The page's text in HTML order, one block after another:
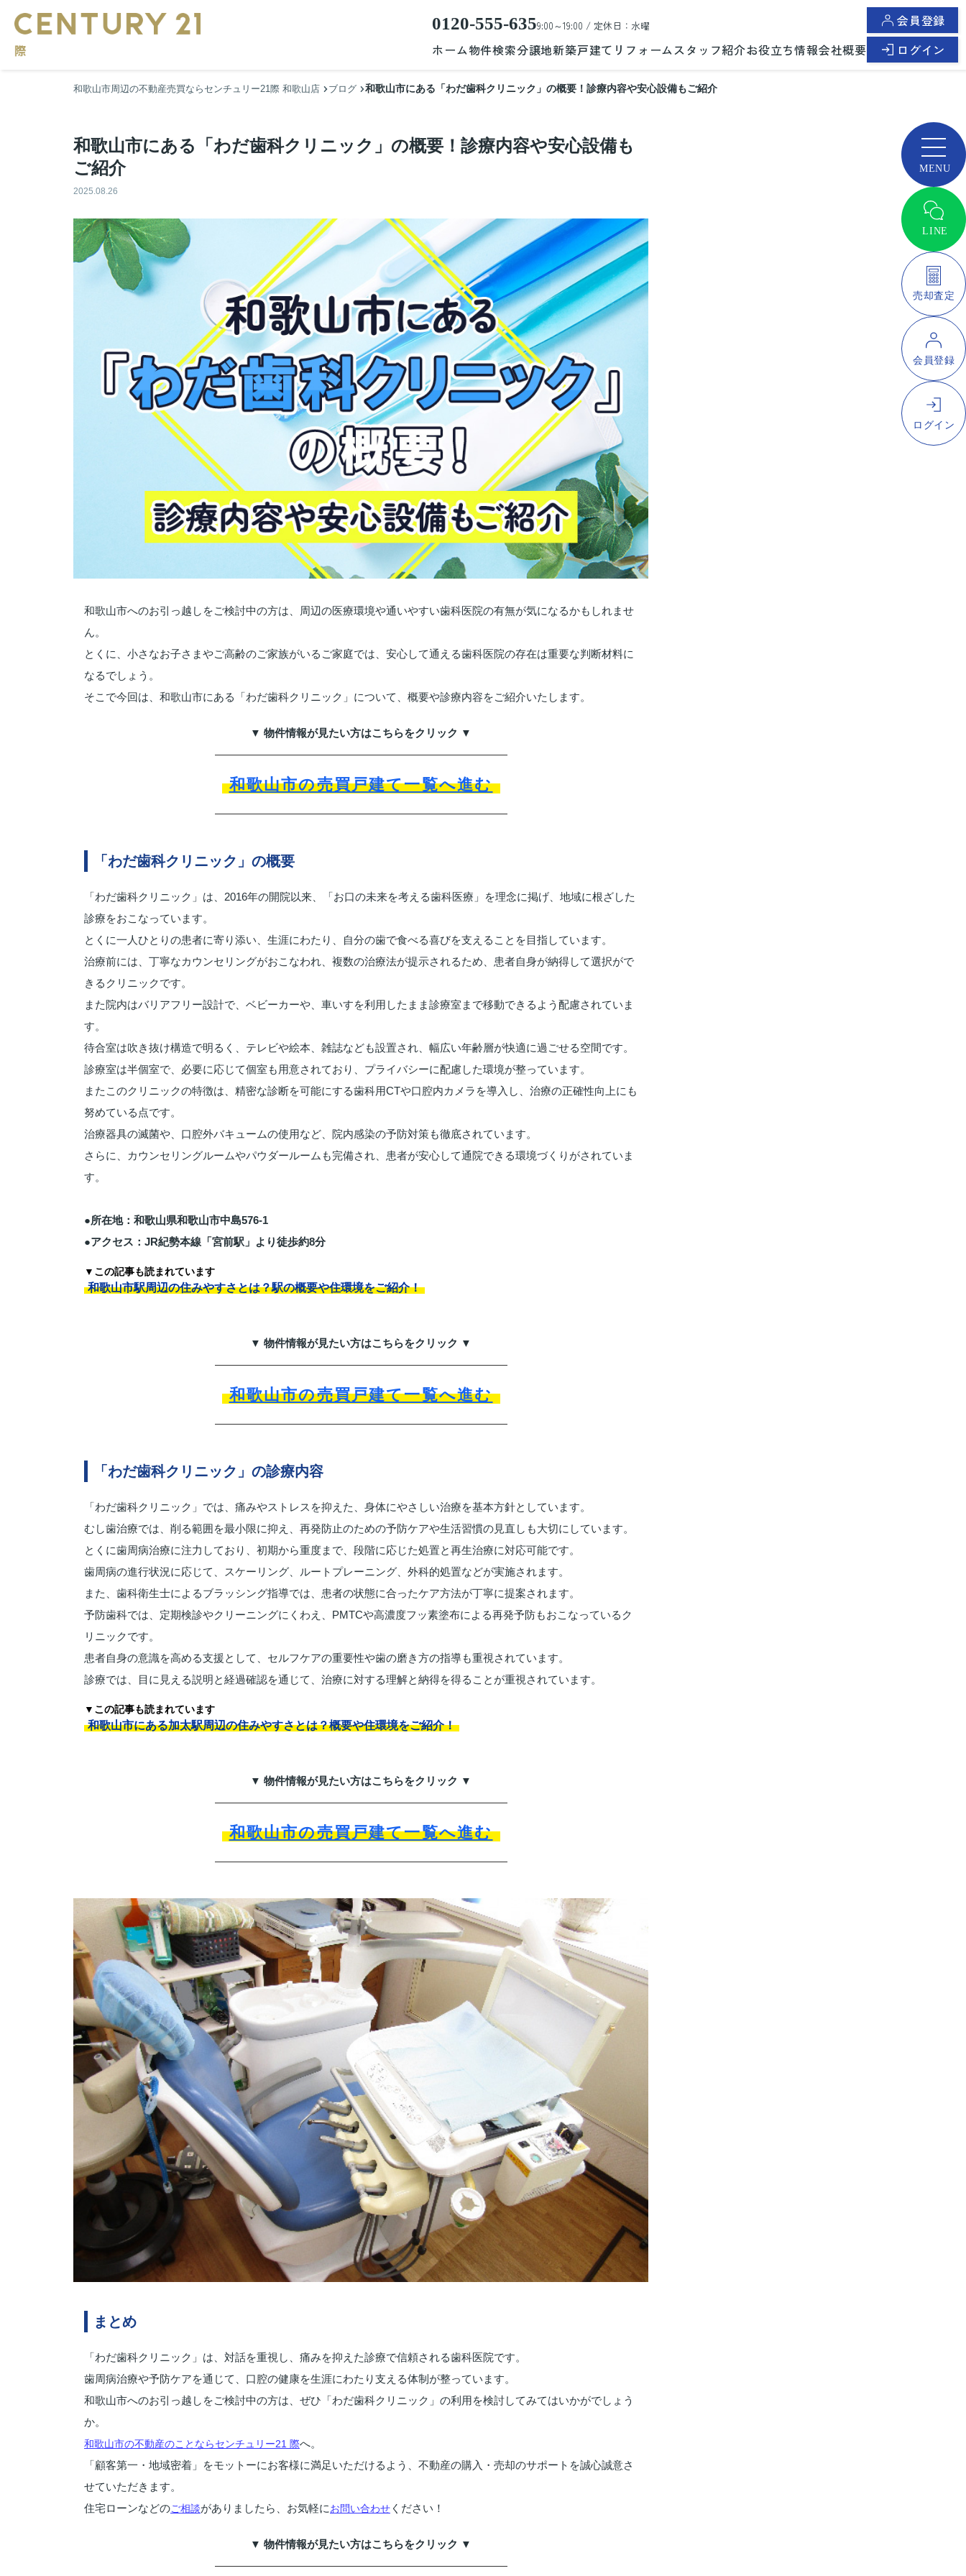
0120-555-6359:00～19:00 / 定休日：水曜
ホーム物件検索分譲地新築戸建て リフォーム スタッフ紹介お役立ち情報会社概要
会員登録
ログイン
和歌山市周辺の不動産売買ならセンチュリー21際 和歌山店 ブログ 和歌山市にある「わだ歯科クリニック」の概要！診療内容や安心設備もご紹介
和歌山市にある「わだ歯科クリニック」の概要！診療内容や安心設備も
ご紹介
2025.08.26
和歌山市へのお引っ越しをご検討中の方は、周辺の医療環境や通いやすい歯科医院の有無が気になるかもしれませ
ん。
とくに、小さなお子さまやご高齢のご家族がいるご家庭では、安心して通える歯科医院の存在は重要な判断材料に
なるでしょう。
そこで今回は、和歌山市にある「わだ歯科クリニック」について、概要や診療内容をご紹介いたします。
▼ 物件情報が見たい方はこちらをクリック ▼
和歌山市の売買戸建て一覧へ進む
「わだ歯科クリニック」の概要
「わだ歯科クリニック」は、2016年の開院以来、「お口の未来を考える歯科医療」を理念に掲げ、地域に根ざした
診療をおこなっています。
とくに一人ひとりの患者に寄り添い、生涯にわたり、自分の歯で食べる喜びを支えることを目指しています。
治療前には、丁寧なカウンセリングがおこなわれ、複数の治療法が提示されるため、患者自身が納得して選択がで
きるクリニックです。
また院内はバリアフリー設計で、ベビーカーや、車いすを利用したまま診療室まで移動できるよう配慮されていま
す。
待合室は吹き抜け構造で明るく、テレビや絵本、雑誌なども設置され、幅広い年齢層が快適に過ごせる空間です。
診療室は半個室で、必要に応じて個室も用意されており、プライバシーに配慮した環境が整っています。
またこのクリニックの特徴は、精密な診断を可能にする歯科用CTや口腔内カメラを導入し、治療の正確性向上にも
努めている点です。
治療器具の滅菌や、口腔外バキュームの使用など、院内感染の予防対策も徹底されています。
さらに、カウンセリングルームやパウダールームも完備され、患者が安心して通院できる環境づくりがされていま
す。
●所在地：和歌山県和歌山市中島576-1
●アクセス：JR紀勢本線「宮前駅」より徒歩約8分
▼この記事も読まれています
和歌山市駅周辺の住みやすさとは？駅の概要や住環境をご紹介！
▼ 物件情報が見たい方はこちらをクリック ▼
和歌山市の売買戸建て一覧へ進む
「わだ歯科クリニック」の診療内容
「わだ歯科クリニック」では、痛みやストレスを抑えた、身体にやさしい治療を基本方針としています。
むし歯治療では、削る範囲を最小限に抑え、再発防止のための予防ケアや生活習慣の見直しも大切にしています。
とくに歯周病治療に注力しており、初期から重度まで、段階に応じた処置と再生治療に対応可能です。
歯周病の進行状況に応じて、スケーリング、ルートプレーニング、外科的処置などが実施されます。
また、歯科衛生士によるブラッシング指導では、患者の状態に合ったケア方法が丁寧に提案されます。
予防歯科では、定期検診やクリーニングにくわえ、PMTCや高濃度フッ素塗布による再発予防もおこなっているク
リニックです。
患者自身の意識を高める支援として、セルフケアの重要性や歯の磨き方の指導も重視されています。
診療では、目に見える説明と経過確認を通じて、治療に対する理解と納得を得ることが重視されています。
▼この記事も読まれています
和歌山市にある加太駅周辺の住みやすさとは？概要や住環境をご紹介！
▼ 物件情報が見たい方はこちらをクリック ▼
和歌山市の売買戸建て一覧へ進む
まとめ
「わだ歯科クリニック」は、対話を重視し、痛みを抑えた診療で信頼される歯科医院です。
歯周病治療や予防ケアを通じて、口腔の健康を生涯にわたり支える体制が整っています。
和歌山市へのお引っ越しをご検討中の方は、ぜひ「わだ歯科クリニック」の利用を検討してみてはいかがでしょう
か。
和歌山市の不動産のことならセンチュリー21 際へ。
「顧客第一・地域密着」をモットーにお客様に満足いただけるよう、不動産の購入・売却のサポートを誠心誠意さ
せていただきます。
住宅ローンなどのご相談がありましたら、お気軽にお問い合わせ ください！
▼ 物件情報が見たい方はこちらをクリック ▼